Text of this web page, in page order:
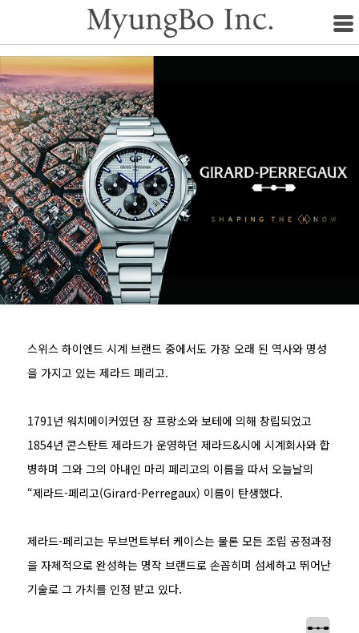
스위스 하이엔드 시계 브랜드 중에서도 가장 오래 된 역사와 명성
을 가지고 있는 제라드 페리고.
1791년 워치메이커였던 장 프랑소와 보테에 의해 창립되었고
1854년 콘스탄트 제라드가 운영하던 제라드&시에 시계회사와 합
병하며 그와 그의 아내인 마리 페리고의 이름을 따서 오늘날의
“제라드-페리고(Girard-Perregaux) 이름이 탄생했다.
제라드-페리고는 무브먼트부터 케이스는 물론 모든 조립 공정과정
을 자체적으로 완성하는 명작 브랜드로 손꼽히며 섬세하고 뛰어난
기술로 그 가치를 인정 받고 있다.